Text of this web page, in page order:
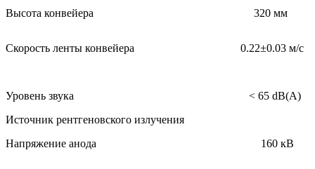
Высота конвейера 320 мм
Скорость ленты конвейера 0.22±0.03 м/с
Уровень звука
< 65 dB(A)
Источник рентгеновского излучения
Напряжение анода
160 кВ